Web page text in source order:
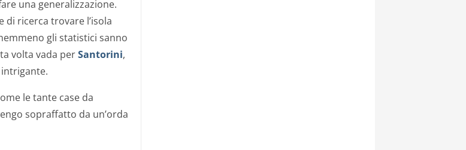
una generalizzazione.
di ricerca trovare l’isola
gli statistici sanno
volta vada perSantorini,
le tante case da
sopraffatto da un’orda